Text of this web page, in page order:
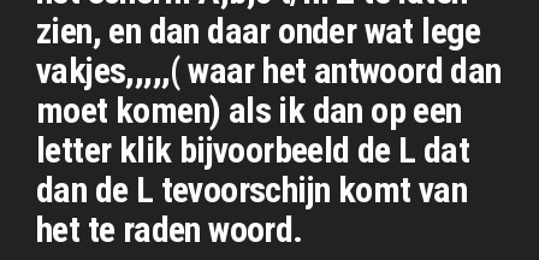
zien, en dan daar onder wat lege
vakjes,,,,,( waar het antwoord dan
moet komen) als ik dan op een
letter klik bijvoorbeeld de L dat
dan de L tevoorschijn komt van
het te raden woord.